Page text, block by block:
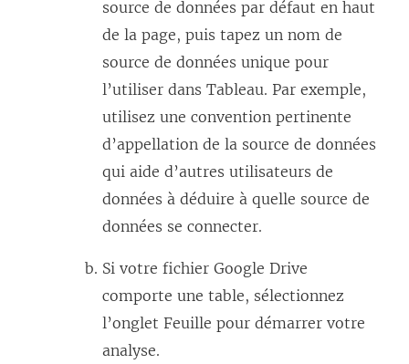
source de données par défaut en haut
de la page, puis tapez un nom de
source de données unique pour
l’utiliser dans Tableau. Par exemple,
utilisez une convention pertinente
d’appellation de la source de données
qui aide d’autres utilisateurs de
données à déduire à quelle source de
données se connecter.
Si votre fichier Google Drive
comporte une table, sélectionnez
l’onglet Feuille pour démarrer votre
analyse.